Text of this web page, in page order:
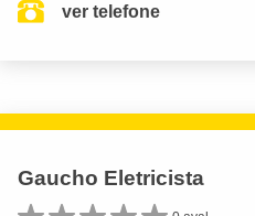
ver telefone
Gaucho Eletricista